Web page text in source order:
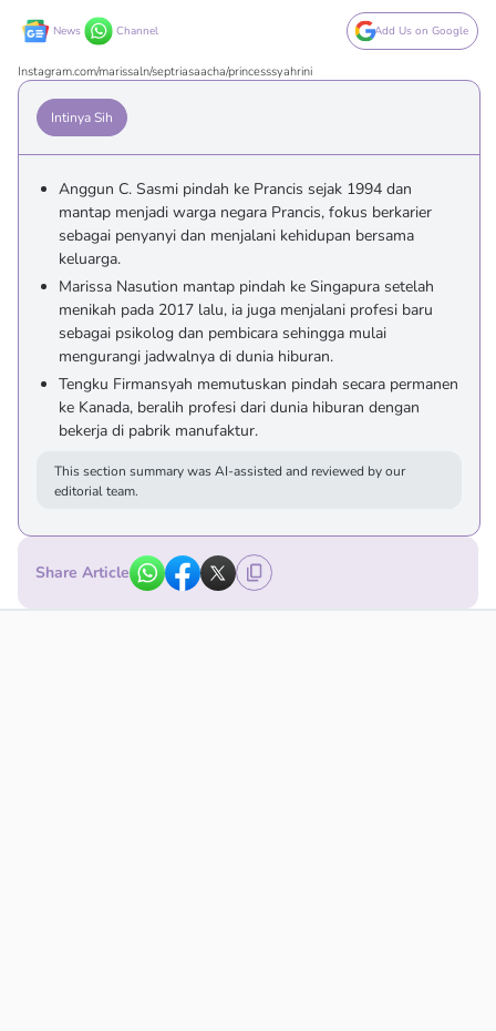
News Channel Add Us on Google
Instagram.com/marissaln/septriasaacha/princesssyahrini
Intinya Sih
Anggun C. Sasmi pindah ke Prancis sejak 1994 dan
mantap menjadi warga negara Prancis, fokus berkarier
sebagai penyanyi dan menjalani kehidupan bersama
keluarga.
Marissa Nasution mantap pindah ke Singapura setelah
menikah pada 2017 lalu, ia juga menjalani profesi baru
sebagai psikolog dan pembicara sehingga mulai
mengurangi jadwalnya di dunia hiburan.
Tengku Firmansyah memutuskan pindah secara permanen
ke Kanada, beralih profesi dari dunia hiburan dengan
bekerja di pabrik manufaktur.
This section summary was AI-assisted and reviewed by our
editorial team.
Share Article